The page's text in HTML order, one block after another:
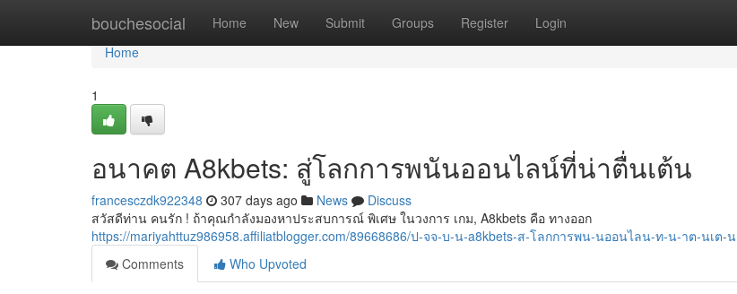
bouchesocial Home New Submit Groups Register Login
Home
Home
1
อนาคต A8kbets: สู่โลกการพนันออนไลน์ที่น่าตื่นเต้น
francesczdk922348 307 days ago News
Discuss
สวัสดีท่าน คนรัก ! ถ้าคุณกำลังมองหาประสบการณ์ พิเศษ ในวงการ เกม, A8kbets คือ ทางออก
https://mariyahttuz986958.affiliatblogger.com/89668686/ป-จจ-บ-น-a8kbets-ส-โลกการพน-นออนไลน-ท-น-าต-นเต-น
Comments
Who Upvoted